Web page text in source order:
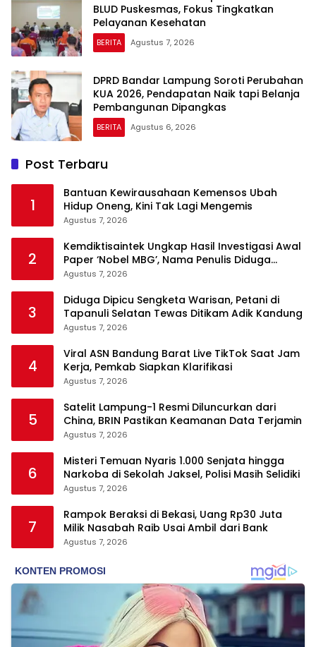
BLUD Puskesmas, Fokus Tingkatkan
Pelayanan Kesehatan
BERITA Agustus 7, 2026
DPRD Bandar Lampung Soroti Perubahan
KUA 2026, Pendapatan Naik tapi Belanja
Pembangunan Dipangkas
BERITA Agustus 6, 2026
Post Terbaru
1
Bantuan Kewirausahaan Kemensos Ubah
Hidup Oneng, Kini Tak Lagi Mengemis
Agustus 7, 2026
2
Kemdiktisaintek Ungkap Hasil Investigasi Awal
Paper ‘Nobel MBG’, Nama Penulis Diduga
Dicantumkan Tanpa Persetujuan
Agustus 7, 2026
3
Diduga Dipicu Sengketa Warisan, Petani di
Tapanuli Selatan Tewas Ditikam Adik Kandung
Agustus 7, 2026
4
Viral ASN Bandung Barat Live TikTok Saat Jam
Kerja, Pemkab Siapkan Klarifikasi
Agustus 7, 2026
5
Satelit Lampung-1 Resmi Diluncurkan dari
China, BRIN Pastikan Keamanan Data Terjamin
Agustus 7, 2026
6
Misteri Temuan Nyaris 1.000 Senjata hingga
Narkoba di Sekolah Jaksel, Polisi Masih Selidiki
Agustus 7, 2026
7
Rampok Beraksi di Bekasi, Uang Rp30 Juta
Milik Nasabah Raib Usai Ambil dari Bank
Agustus 7, 2026